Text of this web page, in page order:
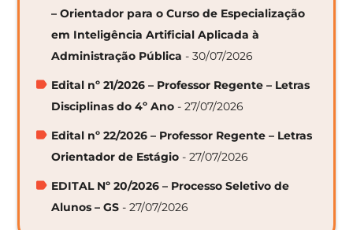
– Orientador para o Curso de Especialização
em Inteligência Artificial Aplicada à
Administração Pública - 30/07/2026
Edital nº 21/2026 – Professor Regente – Letras
Disciplinas do 4º Ano - 27/07/2026
Edital nº 22/2026 – Professor Regente – Letras
Orientador de Estágio - 27/07/2026
EDITAL Nº 20/2026 – Processo Seletivo de
Alunos – GS - 27/07/2026